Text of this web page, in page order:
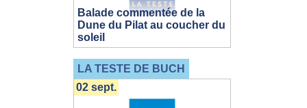
Balade commentée de la
Dune du Pilat au coucher du
soleil
LA TESTE DE BUCH
02 sept.